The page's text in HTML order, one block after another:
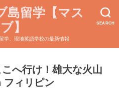
SEARCH
島留学【マス
】
学、現地英語学校の最新情報
へ行け！雄大な火山
フィリピン